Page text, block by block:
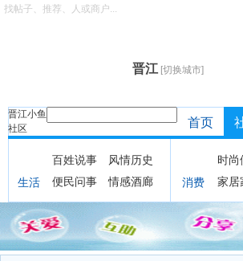
晋江 [切换城市]
晋江小鱼
社区
找帖子、推荐、人或商户...
首页
生活
百姓说事
风情历史
便民问事
情感酒廊 消费
时尚
家居